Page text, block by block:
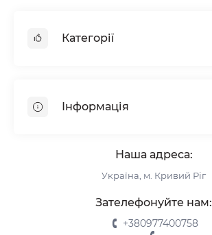
Категорії
Рулонні штори
Інформація
Інформація для замовлення
Повернення та обмін
Наша адреса:
Україна, м. Кривий Ріг
Зателефонуйте нам:
+380977400758